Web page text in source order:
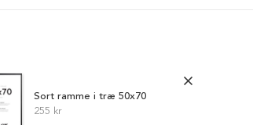
Sort ramme i træ 50x70
255 kr